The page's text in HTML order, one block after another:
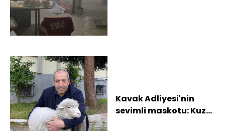
Kavak Adliyesi'nin
sevimli maskotu: Kuzu